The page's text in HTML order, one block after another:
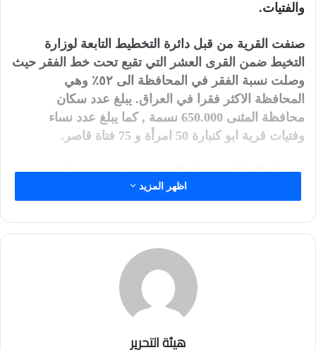
والفتيات.
صنفت القرية من قبل دائرة التخطيط التابعة لوزارة
التخيط ضمن القرى العشر التي تقبع تحت خط الفقر حيث
وصلت نسبة الفقر في المحافظة الى ٥٢٪ وهي
المحافظة الاكثر فقرا في العراق. يبلغ عدد سكان
محافظة المثنى 650.000 نسمة , كما يبلغ عدد نساء
وفتيات قرية ابو كنبارة 50 امرأة و 75 فتاة قاصر.
يعتمد اهالي القرية على النهر في سقي مزروعاتهم
وشرب الاغنام والمواشي والاستهلاك اليومي للأعمال
يفكرون في النزوح الى المدينة.
تقول لمى(38 عام)، “تعاني المرأة في القرية من قيود
اجتماعية و تقييد في العمل ,و طبيعة المبادرة التي اطلقتها
تتطلب المزيد من الشجاعة لمواجهة كل العقبات.”
لمى باحثة أجتماعية في مؤسسة اليس لحقوق المرأة
اظهر المزيد
هيئة التحرير